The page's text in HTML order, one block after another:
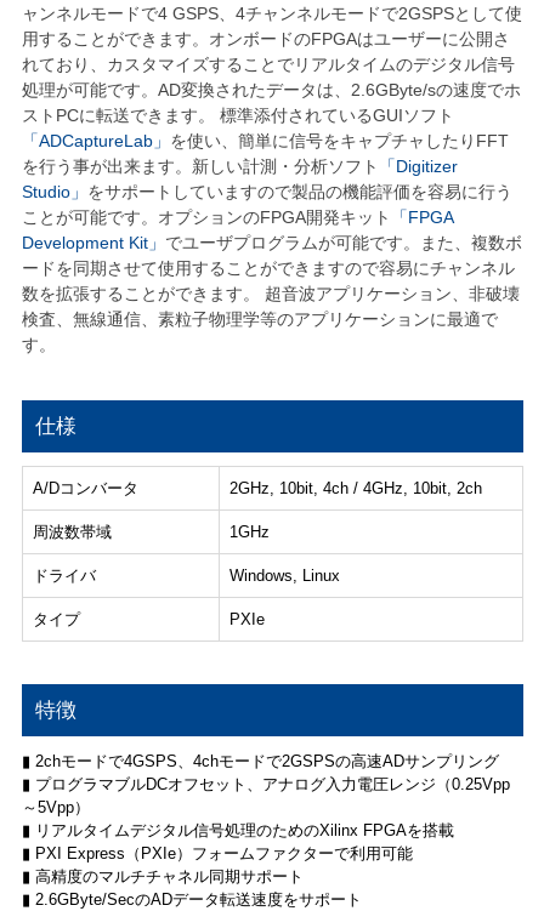
ャンネルモードで4 GSPS、4チャンネルモードで2GSPSとして使
用することができます。オンボードのFPGAはユーザーに公開さ
れており、カスタマイズすることでリアルタイムのデジタル信号
処理が可能です。AD変換されたデータは、2.6GByte/sの速度でホ
ストPCに転送できます。 標準添付されているGUIソフト
「ADCaptureLab」 を使い、簡単に信号をキャプチャしたりFFT
を行う事が出来ます。新しい計測・分析ソフト
「Digitizer
Studio」 をサポートしていますので製品の機能評価を容易に行う
ことが可能です。オプションのFPGA開発キット
「FPGA
Development Kit」 でユーザプログラムが可能です。また、複数ボ
ードを同期させて使用することができますので容易にチャンネル
数を拡張することができます。 超音波アプリケーション、非破壊
検査、無線通信、素粒子物理学等のアプリケーションに最適で
す。
仕様
A/Dコンバータ 2GHz, 10bit, 4ch / 4GHz, 10bit, 2ch
周波数帯域 1GHz
ドライバ Windows, Linux
タイプ PXIe
特徴
▮ 2chモードで4GSPS、4chモードで2GSPSの高速ADサンプリング
▮ プログラマブルDCオフセット、アナログ入力電圧レンジ（0.25Vpp
～5Vpp）
▮ リアルタイムデジタル信号処理のためのXilinx FPGAを搭載
▮ PXI Express（PXIe）フォームファクターで利用可能
▮ 高精度のマルチチャネル同期サポート
▮ 2.6GByte/SecのADデータ転送速度をサポート